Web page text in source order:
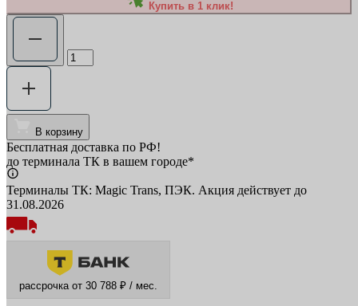
Купить в 1 клик!
В корзину
Бесплатная доставка по РФ!
до терминала ТК в вашем городе*
Терминалы ТК: Magic Trans, ПЭК. Акция действует до
31.08.2026
рассрочка от 30 788 ₽ / мес.